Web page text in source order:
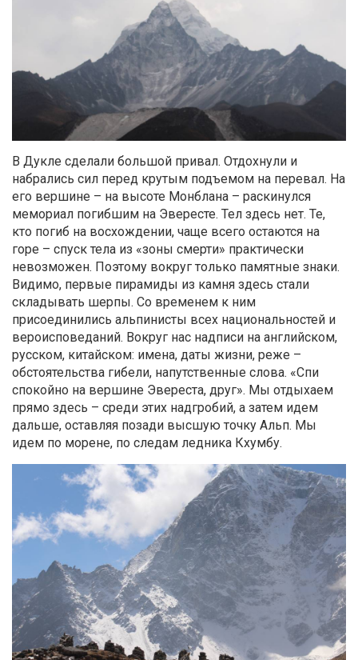
В Дукле сделали большой привал. Отдохнули и
набрались сил перед крутым подъемом на перевал. На
его вершине – на высоте Монблана – раскинулся
мемориал погибшим на Эвересте. Тел здесь нет. Те,
кто погиб на восхождении, чаще всего остаются на
горе – спуск тела из «зоны смерти» практически
невозможен. Поэтому вокруг только памятные знаки.
Видимо, первые пирамиды из камня здесь стали
складывать шерпы. Со временем к ним
присоединились альпинисты всех национальностей и
вероисповеданий. Вокруг нас надписи на английском,
русском, китайском: имена, даты жизни, реже –
обстоятельства гибели, напутственные слова. «Спи
спокойно на вершине Эвереста, друг». Мы отдыхаем
прямо здесь – среди этих надгробий, а затем идем
дальше, оставляя позади высшую точку Альп. Мы
идем по морене, по следам ледника Кхумбу.